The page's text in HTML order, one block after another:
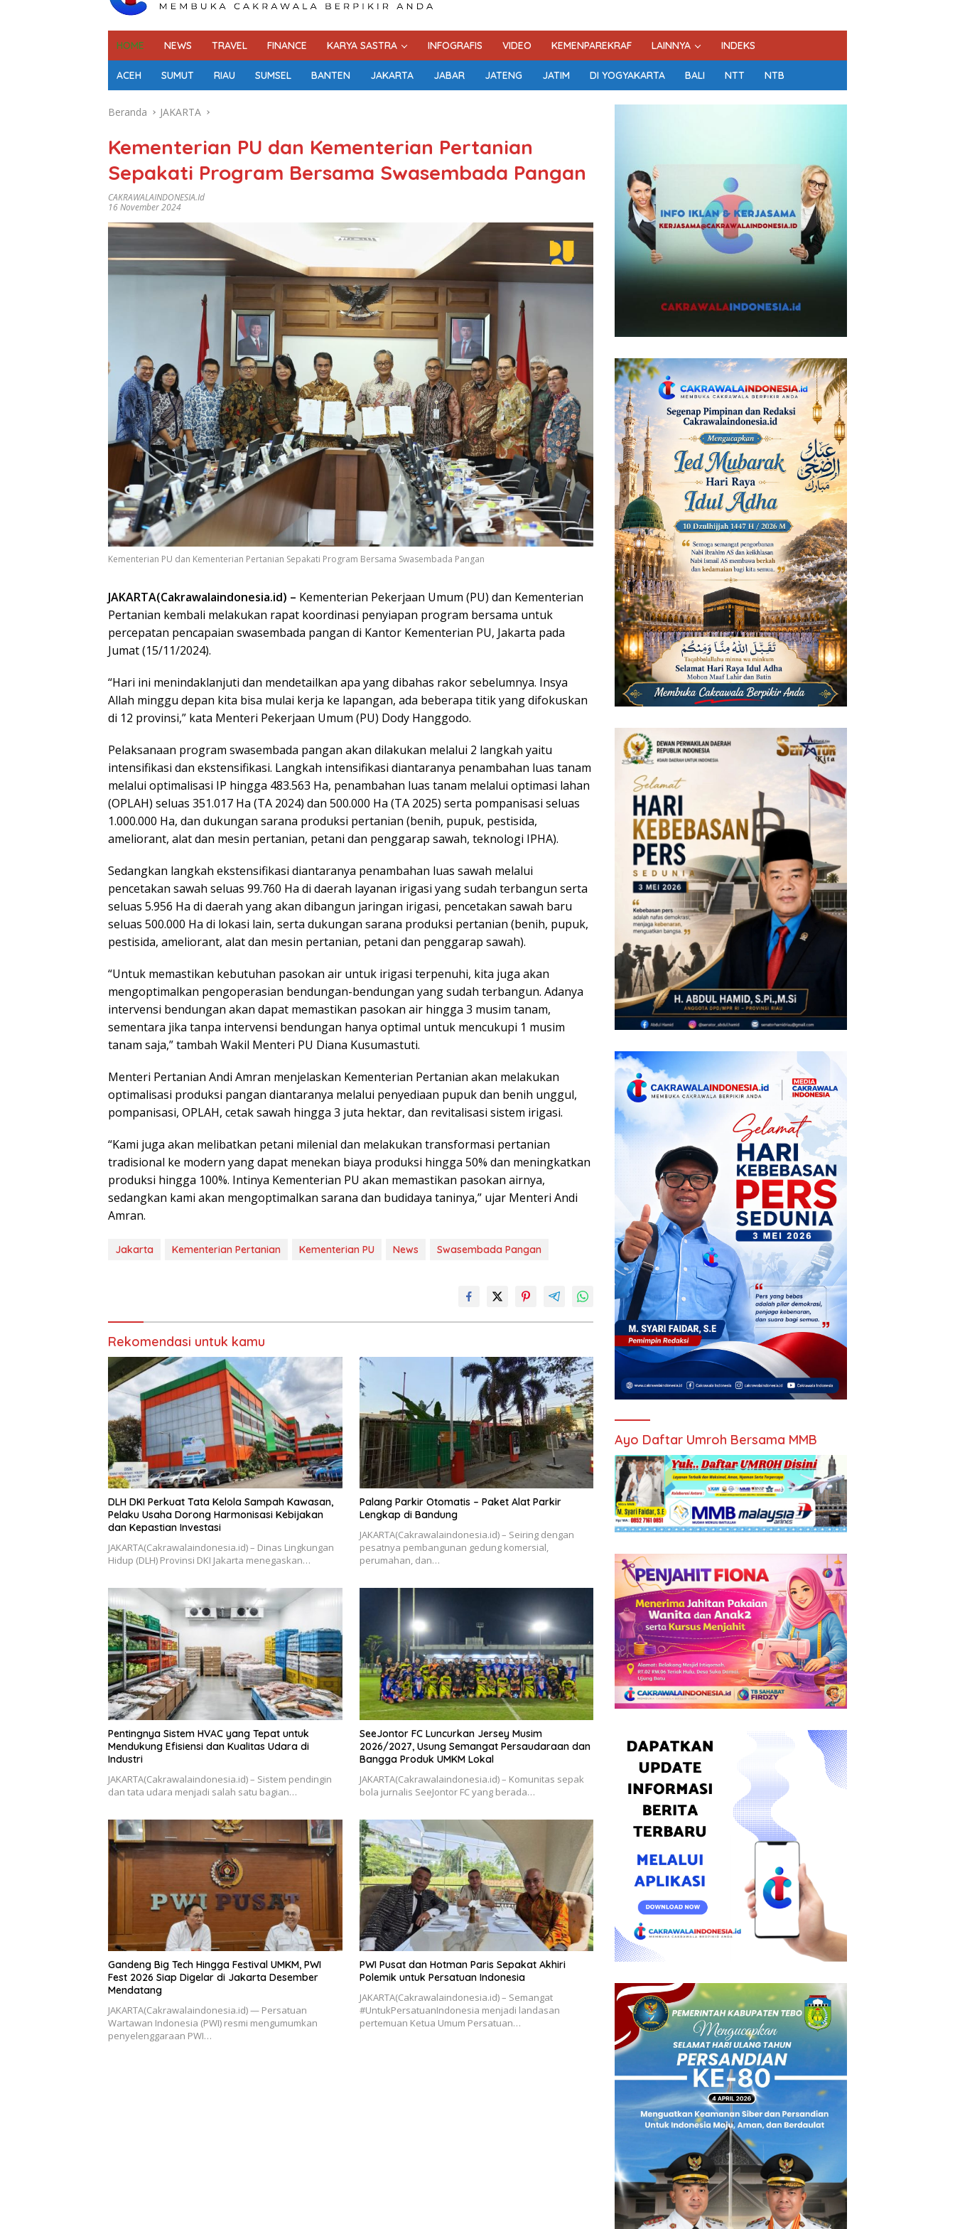
HOME NEWS TRAVEL FINANCE KARYA SASTRA INFOGRAFIS VIDEO KEMENPAREKRAF LAINNYA INDEKS
ACEH SUMUT RIAU SUMSEL BANTEN JAKARTA JABAR JATENG JATIM DI YOGYAKARTA BALI NTT NTB
Beranda JAKARTA
Kementerian PU dan Kementerian Pertanian
Sepakati Program Bersama Swasembada Pangan
CAKRAWALAINDONESIA.id
16 November 2024
Kementerian PU dan Kementerian Pertanian Sepakati Program Bersama Swasembada Pangan
JAKARTA(Cakrawalaindonesia.id) – Kementerian Pekerjaan Umum (PU) dan Kementerian
Pertanian kembali melakukan rapat koordinasi penyiapan program bersama untuk
percepatan pencapaian swasembada pangan di Kantor Kementerian PU, Jakarta pada
Jumat (15/11/2024).
“Hari ini menindaklanjuti dan mendetailkan apa yang dibahas rakor sebelumnya. Insya
Allah minggu depan kita bisa mulai kerja ke lapangan, ada beberapa titik yang difokuskan
di 12 provinsi,” kata Menteri Pekerjaan Umum (PU) Dody Hanggodo.
Pelaksanaan program swasembada pangan akan dilakukan melalui 2 langkah yaitu
intensifikasi dan ekstensifikasi. Langkah intensifikasi diantaranya penambahan luas tanam
melalui optimalisasi IP hingga 483.563 Ha, penambahan luas tanam melalui optimasi lahan
(OPLAH) seluas 351.017 Ha (TA 2024) dan 500.000 Ha (TA 2025) serta pompanisasi seluas
1.000.000 Ha, dan dukungan sarana produksi pertanian (benih, pupuk, pestisida,
ameliorant, alat dan mesin pertanian, petani dan penggarap sawah, teknologi IPHA).
Sedangkan langkah ekstensifikasi diantaranya penambahan luas sawah melalui
pencetakan sawah seluas 99.760 Ha di daerah layanan irigasi yang sudah terbangun serta
seluas 5.956 Ha di daerah yang akan dibangun jaringan irigasi, pencetakan sawah baru
seluas 500.000 Ha di lokasi lain, serta dukungan sarana produksi pertanian (benih, pupuk,
pestisida, ameliorant, alat dan mesin pertanian, petani dan penggarap sawah).
“Untuk memastikan kebutuhan pasokan air untuk irigasi terpenuhi, kita juga akan
mengoptimalkan pengoperasian bendungan-bendungan yang sudah terbangun. Adanya
intervensi bendungan akan dapat memastikan pasokan air hingga 3 musim tanam,
sementara jika tanpa intervensi bendungan hanya optimal untuk mencukupi 1 musim
tanam saja,” tambah Wakil Menteri PU Diana Kusumastuti.
Menteri Pertanian Andi Amran menjelaskan Kementerian Pertanian akan melakukan
optimalisasi produksi pangan diantaranya melalui penyediaan pupuk dan benih unggul,
pompanisasi, OPLAH, cetak sawah hingga 3 juta hektar, dan revitalisasi sistem irigasi.
“Kami juga akan melibatkan petani milenial dan melakukan transformasi pertanian
tradisional ke modern yang dapat menekan biaya produksi hingga 50% dan meningkatkan
produksi hingga 100%. Intinya Kementerian PU akan memastikan pasokan airnya,
sedangkan kami akan mengoptimalkan sarana dan budidaya taninya,” ujar Menteri Andi
Amran.
Jakarta Kementerian Pertanian Kementerian PU News Swasembada Pangan
Rekomendasi untuk kamu
DLH DKI Perkuat Tata Kelola Sampah Kawasan,
Pelaku Usaha Dorong Harmonisasi Kebijakan
dan Kepastian Investasi
JAKARTA(Cakrawalaindonesia.id) – Dinas Lingkungan
Hidup (DLH) Provinsi DKI Jakarta menegaskan…
Palang Parkir Otomatis – Paket Alat Parkir
Lengkap di Bandung
JAKARTA(Cakrawalaindonesia.id) – Seiring dengan
pesatnya pembangunan gedung komersial,
perumahan, dan…
Pentingnya Sistem HVAC yang Tepat untuk
Mendukung Efisiensi dan Kualitas Udara di
Industri
JAKARTA(Cakrawalaindonesia.id) – Sistem pendingin
dan tata udara menjadi salah satu bagian…
SeeJontor FC Luncurkan Jersey Musim
2026/2027, Usung Semangat Persaudaraan dan
Bangga Produk UMKM Lokal
JAKARTA(Cakrawalaindonesia.id) – Komunitas sepak
bola jurnalis SeeJontor FC yang berada…
Gandeng Big Tech Hingga Festival UMKM, PWI
Fest 2026 Siap Digelar di Jakarta Desember
Mendatang
​JAKARTA(Cakrawalaindonesia.id) — Persatuan
Wartawan Indonesia (PWI) resmi mengumumkan
penyelenggaraan PWI…
PWI Pusat dan Hotman Paris Sepakat Akhiri
Polemik untuk Persatuan Indonesia
JAKARTA(Cakrawalaindonesia.id) – Semangat
#UntukPersatuanIndonesia menjadi landasan
pertemuan Ketua Umum Persatuan…
Ayo Daftar Umroh Bersama MMB